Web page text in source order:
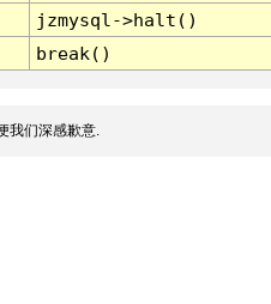
jzmysql->halt()
break()
我们深感歉意.